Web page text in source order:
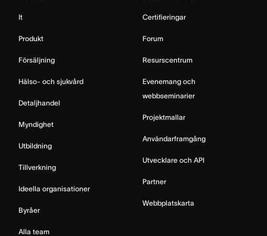
It
Produkt
Försäljning
Hälso- och sjukvård
Detaljhandel
Myndighet
Utbildning
Tillverkning
Ideella organisationer
Byråer
Alla team
Certifieringar
Forum
Resurscentrum
Evenemang och
webbseminarier
Projektmallar
Användarframgång
Utvecklare och API
Partner
Webbplatskarta